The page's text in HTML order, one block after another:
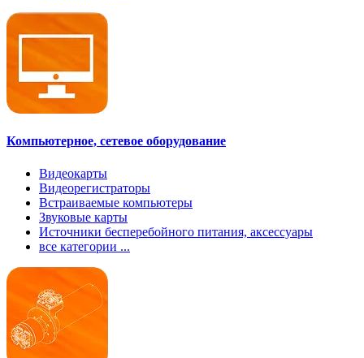
Компьютерное, сетевое оборудование
Видеокарты
Видеорегистраторы
Встраиваемые компьютеры
Звуковые карты
Источники бесперебойного питания, аксессуары
все категории ...